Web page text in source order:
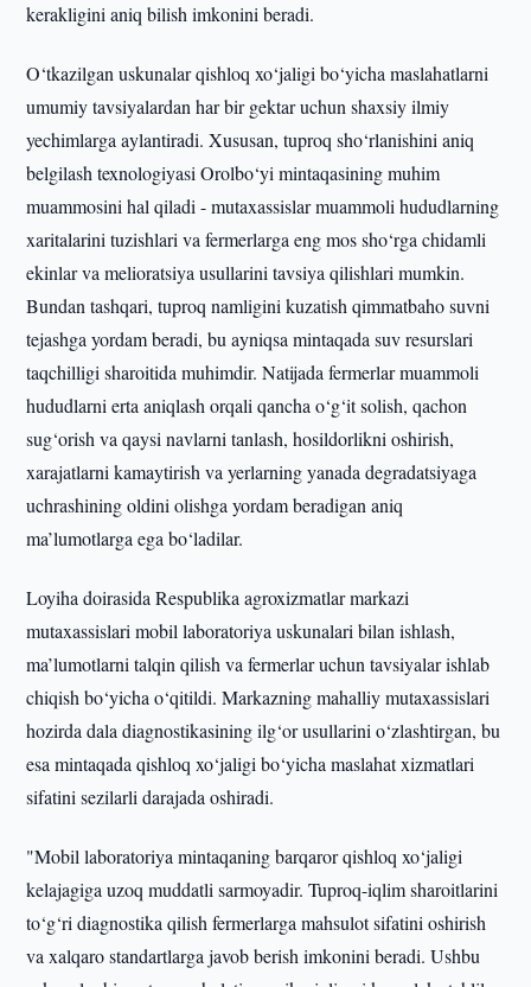
kerakligini aniq bilish imkonini beradi.
O‘tkazilgan uskunalar qishloq xo‘jaligi bo‘yicha maslahatlarni
umumiy tavsiyalardan har bir gektar uchun shaxsiy ilmiy
yechimlarga aylantiradi. Xususan, tuproq sho‘rlanishini aniq
belgilash texnologiyasi Orolbo‘yi mintaqasining muhim
muammosini hal qiladi - mutaxassislar muammoli hududlarning
xaritalarini tuzishlari va fermerlarga eng mos sho‘rga chidamli
ekinlar va melioratsiya usullarini tavsiya qilishlari mumkin.
Bundan tashqari, tuproq namligini kuzatish qimmatbaho suvni
tejashga yordam beradi, bu ayniqsa mintaqada suv resurslari
taqchilligi sharoitida muhimdir. Natijada fermerlar muammoli
hududlarni erta aniqlash orqali qancha o‘g‘it solish, qachon
sug‘orish va qaysi navlarni tanlash, hosildorlikni oshirish,
xarajatlarni kamaytirish va yerlarning yanada degradatsiyaga
uchrashining oldini olishga yordam beradigan aniq
ma’lumotlarga ega bo‘ladilar.
Loyiha doirasida Respublika agroxizmatlar markazi
mutaxassislari mobil laboratoriya uskunalari bilan ishlash,
ma’lumotlarni talqin qilish va fermerlar uchun tavsiyalar ishlab
chiqish bo‘yicha o‘qitildi. Markazning mahalliy mutaxassislari
hozirda dala diagnostikasining ilg‘or usullarini o‘zlashtirgan, bu
esa mintaqada qishloq xo‘jaligi bo‘yicha maslahat xizmatlari
sifatini sezilarli darajada oshiradi.
"Mobil laboratoriya mintaqaning barqaror qishloq xo‘jaligi
kelajagiga uzoq muddatli sarmoyadir. Tuproq-iqlim sharoitlarini
to‘g‘ri diagnostika qilish fermerlarga mahsulot sifatini oshirish
va xalqaro standartlarga javob berish imkonini beradi. Ushbu